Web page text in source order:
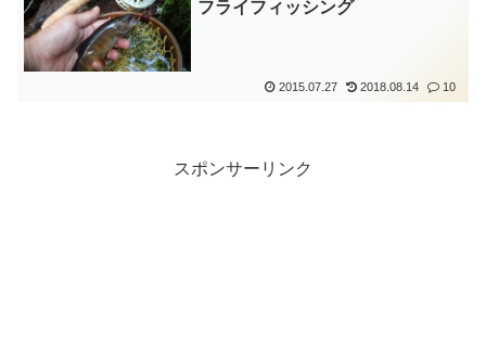
フライフィッシング
2015.07.27 2018.08.14 10
スポンサーリンク